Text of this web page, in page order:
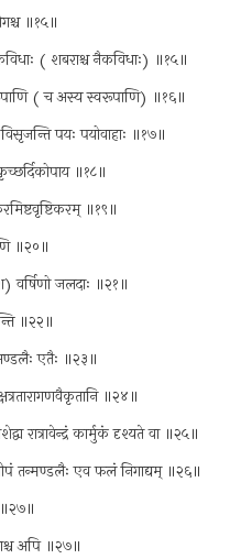
॥१५॥
( शबराश्च नैकविधाः) ॥१५॥
रूपाणि ( च अस्य स्वरूपाणि) ॥१६॥
पयः पयोवाहाः ॥१७॥
॥१८॥
॥१९॥
॥२०॥
वर्षिणो जलदाः ॥२१॥
॥२२॥
एतैः ॥२३॥
॥२४॥
रात्रावेन्द्रं कार्मुकं दृश्यते वा ॥२५॥
तन्मण्डलैः एव फलं निगाद्यम् ॥२६॥
॥२७॥
अपि ॥२७॥